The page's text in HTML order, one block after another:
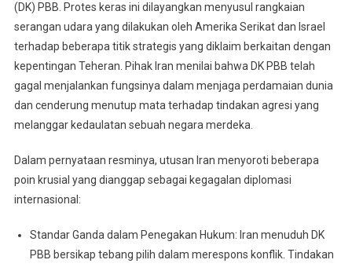
(DK) PBB. Protes keras ini dilayangkan menyusul rangkaian
serangan udara yang dilakukan oleh Amerika Serikat dan Israel
terhadap beberapa titik strategis yang diklaim berkaitan dengan
kepentingan Teheran. Pihak Iran menilai bahwa DK PBB telah
gagal menjalankan fungsinya dalam menjaga perdamaian dunia
dan cenderung menutup mata terhadap tindakan agresi yang
melanggar kedaulatan sebuah negara merdeka.
Dalam pernyataan resminya, utusan Iran menyoroti beberapa
poin krusial yang dianggap sebagai kegagalan diplomasi
internasional:
Standar Ganda dalam Penegakan Hukum: Iran menuduh DK
PBB bersikap tebang pilih dalam merespons konflik. Tindakan